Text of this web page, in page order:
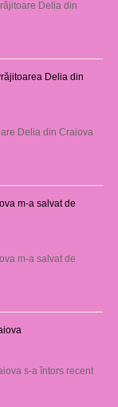
Delia din
Delia din
Delia din Craiova
m-a salvat de
m-a salvat de
s-a întors recent